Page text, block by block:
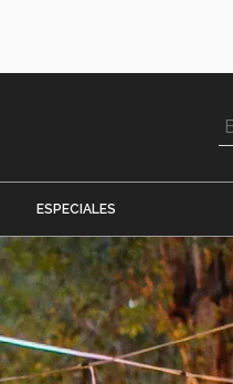
ESPECIALES